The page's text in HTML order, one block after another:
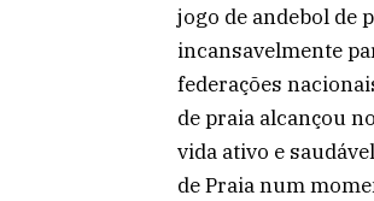
jogo de andebol de
incansavelmente
federações
de praia alcançou
vida ativo e
de Praia num